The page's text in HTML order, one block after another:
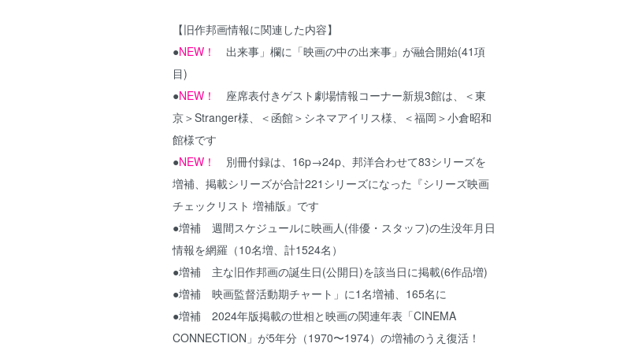
【旧作邦画情報に関連した内容】
●NEW！
出来事」欄に「映画の中の出来事」が融合開始(41項
目)
●NEW！
座席表付きゲスト劇場情報コーナー新規3館は、＜東
京＞Stranger様、＜函館＞シネマアイリス様、＜福岡＞小倉昭和
館様です
●NEW！
別冊付録は、16p→24p、邦洋合わせて83シリーズを
増補、掲載シリーズが合計221シリーズになった『シリーズ映画
チェックリスト 増補版』です
●増補 週間スケジュールに映画人(俳優・スタッフ)の生没年月日
情報を網羅（10名増、計1524名）
●増補 主な旧作邦画の誕生日(公開日)を該当日に掲載(6作品増)
●増補 映画監督活動期チャート」に1名増補、165名に
●増補 2024年版掲載の世相と映画の関連年表「CINEMA
CONNECTION」が5年分（1970〜1974）の増補のうえ復活！